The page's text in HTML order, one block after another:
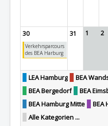
30
Verkehrsparcours
des BEA Harburg
31 1 2
LEA Hamburg BEA
BEA Bergedorf
BEA
BEA Hamburg Mitte
BEA
Alle Kategorien ...